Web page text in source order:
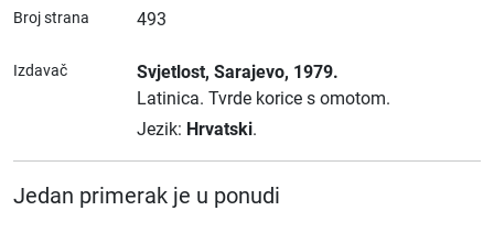
Broj strana 493
Izdavač Svjetlost, Sarajevo, 1979.
Latinica. Tvrde korice s omotom.
Jezik: Hrvatski.
Jedan primerak je u ponudi